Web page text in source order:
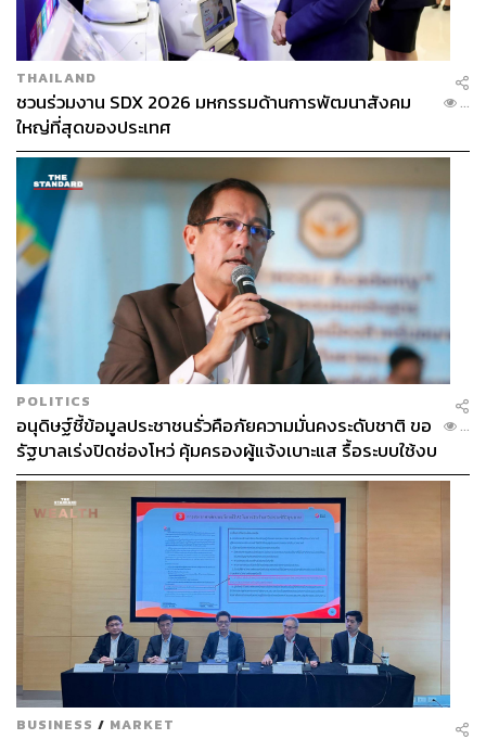
THAILAND
ชวนร่วมงาน SDX 2026 มหกรรมด้านการพัฒนาสังคม
ใหญ่ที่สุดของประเทศ
...
POLITICS
อนุดิษฐ์ชี้ข้อมูลประชาชนรั่วคือภัยความมั่นคงระดับชาติ ขอ
รัฐบาลเร่งปิดช่องโหว่ คุ้มครองผู้แจ้งเบาะแส รื้อระบบใช้งบ
ไซเบอร์
...
BUSINESS / MARKET